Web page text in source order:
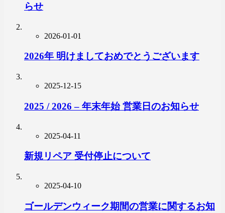
らせ
2026-01-01
2026年 明けましておめでとうございます
2025-12-15
2025 / 2026 – 年末年始 営業日のお知らせ
2025-04-11
新規リペア 受付停止について
2025-04-10
ゴールデンウィーク期間の営業に関するお知